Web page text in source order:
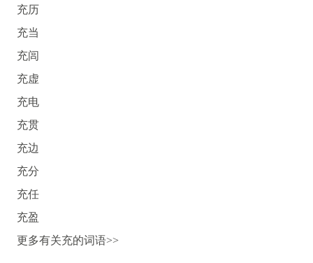
充历
充当
充闾
充虚
充电
充贯
充边
充分
充任
充盈
更多有关充的词语>>